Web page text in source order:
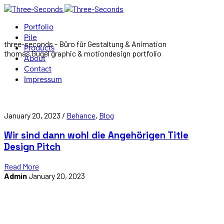
Portfolio
Pile
Products
About
Contact
Impressum
three-seconds - Büro für Gestaltung & Animation
thomas Gugel graphic & motiondesign portfolio
January 20, 2023 / Behance, Blog
Wir sind dann wohl die Angehörigen Title
Design Pitch
Read More
AdminJanuary 20, 2023